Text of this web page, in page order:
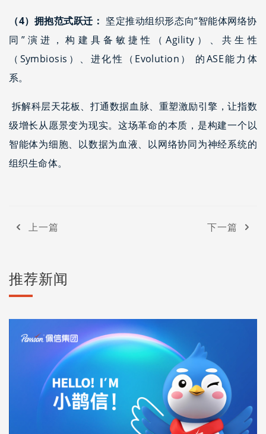
（4）拥抱范式跃迁： 坚定推动组织形态向“智能体网络协
同”演进，构建具备敏捷性（Agility）、共生性
（Symbiosis）、进化性（Evolution） 的ASE能力体
系。
拆解科层天花板、打通数据血脉、重塑激励引擎，让指数
级增长从愿景变为现实。这场革命的本质，是构建一个以
智能体为细胞、以数据为血液、以网络协同为神经系统的
组织生命体。
上一篇 下一篇
推荐新闻